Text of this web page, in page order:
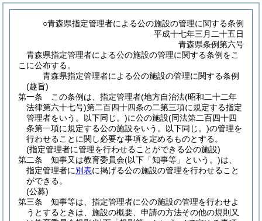
○青森県指定管理者による公の施設の管理に関する条例
平成十七年三月二十五日
青森県条例第六号
青森県指定管理者による公の施設の管理に関する条例をこ
こに公布する。
青森県指定管理者による公の施設の管理に関する条例
(趣旨)
第一条
この条例は、指定管理者(地方自治法(昭和二十二年
法律第六十七号)第二百四十四条の二第三項に規定する指定
管理者をいう。以下同じ。)に公の施設(同法第二百四十四
条第一項に規定する公の施設をいう。以下同じ。)の管理を
行わせることに関し必要な事項を定めるものとする。
(指定管理者に管理を行わせることができる公の施設)
第二条
知事又は教育委員会(以下「知事等」という。)は、
指定管理者に別表に掲げる公の施設の管理を行わせること
ができる。
(公募)
第三条
知事等は、指定管理者に公の施設の管理を行わせよ
うとするときは、施設の概要、申請の方法その他の規則又